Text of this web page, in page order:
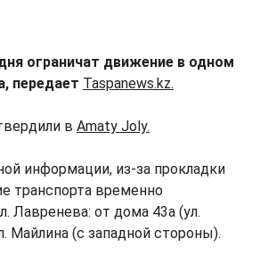
ограничат движение в одном
передает Taspanews.kz.
в Amaty Joly.
информации, из-за прокладки
транспорта временно
Лавренева: от дома 43а (ул.
Майлина (с западной стороны).